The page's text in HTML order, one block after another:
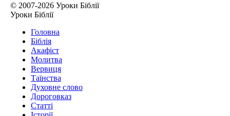
© 2007-2026 Уроки Біблії
Уроки Біблії
Головна
Біблія
Акафіст
Молитва
Вервиця
Таїнства
Духовне слово
Дороговказ
Cтатті